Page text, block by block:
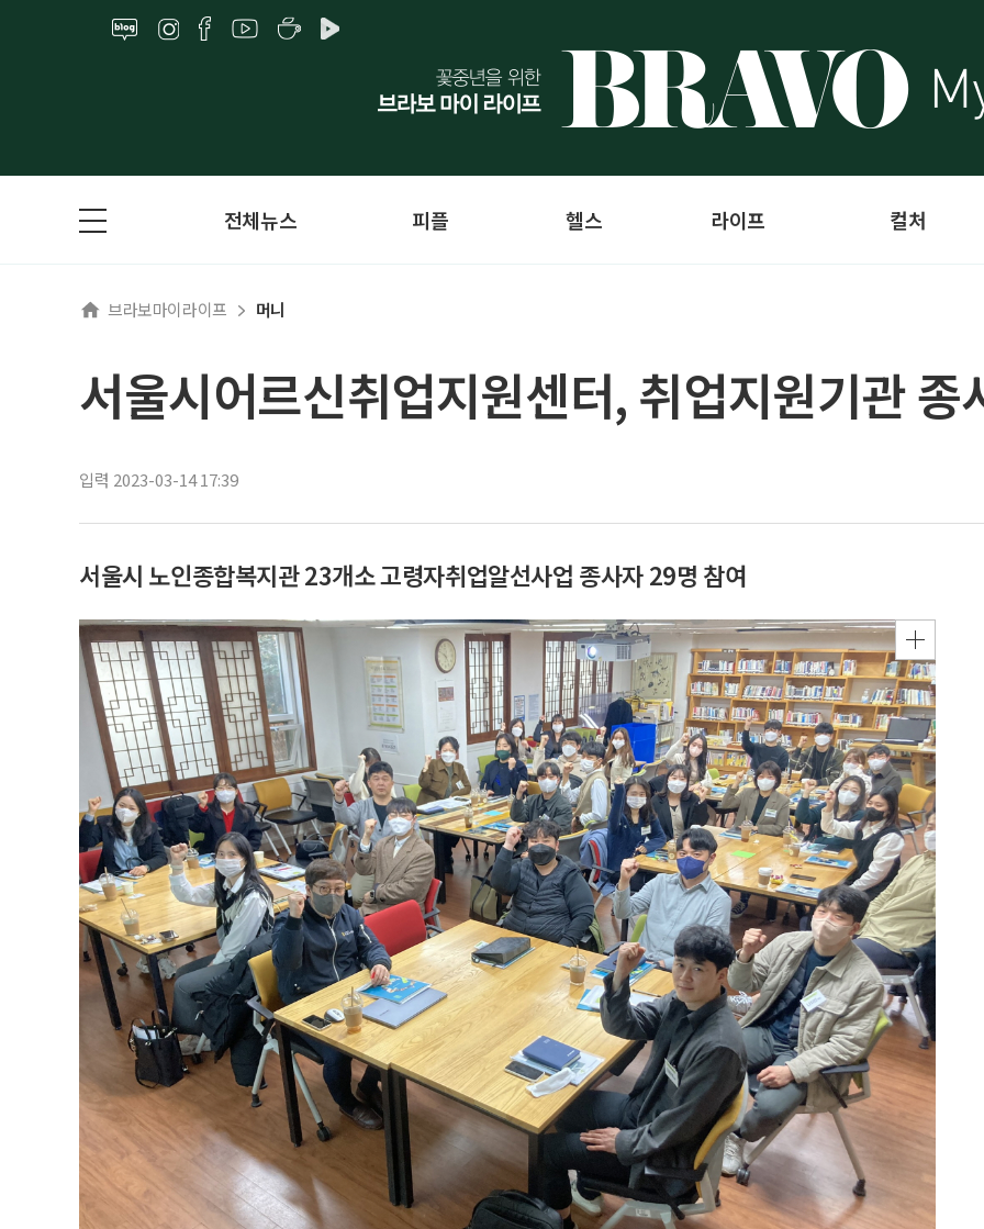
전체뉴스 피플 헬스 라이프 컬처
브라보마이라이프 머니
서울시어르신취업지원센터, 취업지원기관 종
입력 2023-03-14 17:39
서울시 노인종합복지관 23개소 고령자취업알선사업 종사자 29명 참여